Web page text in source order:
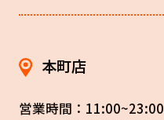
本町店
営業時間：11:00~23:00